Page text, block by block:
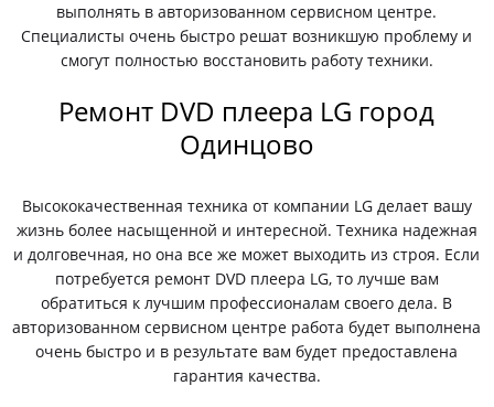
выполнять в авторизованном сервисном центре.
Специалисты очень быстро решат возникшую проблему и
смогут полностью восстановить работу техники.
Ремонт DVD плеера LG город
Одинцово
Высококачественная техника от компании LG делает вашу
жизнь более насыщенной и интересной. Техника надежная
и долговечная, но она все же может выходить из строя. Если
потребуется ремонт DVD плеера LG, то лучше вам
обратиться к лучшим профессионалам своего дела. В
авторизованном сервисном центре работа будет выполнена
очень быстро и в результате вам будет предоставлена
гарантия качества.